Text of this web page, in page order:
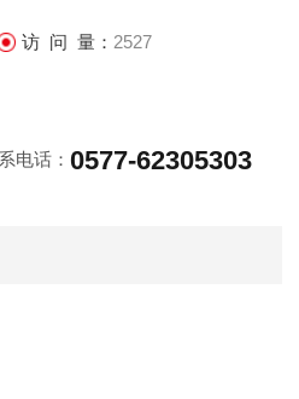
访 问 量： 2527
电话：0577-62305303